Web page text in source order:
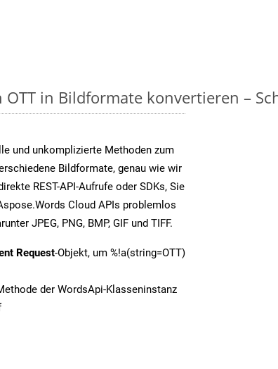
OTT in Bildformate konvertieren –
und unkomplizierte Methoden zum
Bildformate, genau wie wir
REST-API-Aufrufe oder SDKs, Sie
Cloud APIs problemlos
JPEG, PNG, BMP, GIF und TIFF.
Request-Objekt, um %!a(string=OTT)
der WordsApi-Klasseninstanz